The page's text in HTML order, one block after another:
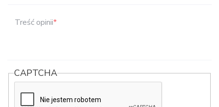
Treść opinii*
CAPTCHA